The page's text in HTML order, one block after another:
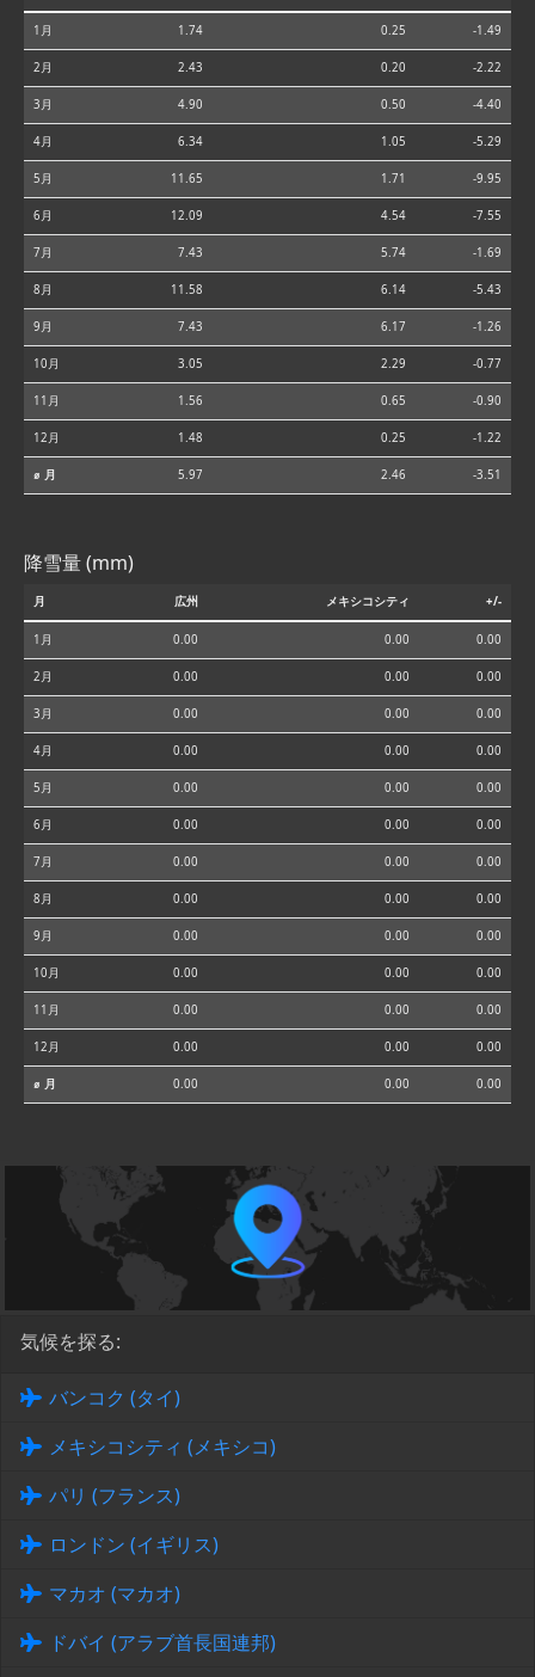
1月 1.74 0.25 -1.49
2月 2.43 0.20 -2.22
3月 4.90 0.50 -4.40
4月 6.34 1.05 -5.29
5月 11.65 1.71 -9.95
6月 12.09 4.54 -7.55
7月 7.43 5.74 -1.69
8月 11.58 6.14 -5.43
9月 7.43 6.17 -1.26
10月 3.05 2.29 -0.77
11月 1.56 0.65 -0.90
12月 1.48 0.25 -1.22
⌀ 月 5.97 2.46 -3.51
降雪量 (mm)
月 広州 メキシコシティ +/-
1月 0.00 0.00 0.00
2月 0.00 0.00 0.00
3月 0.00 0.00 0.00
4月 0.00 0.00 0.00
5月 0.00 0.00 0.00
6月 0.00 0.00 0.00
7月 0.00 0.00 0.00
8月 0.00 0.00 0.00
9月 0.00 0.00 0.00
10月 0.00 0.00 0.00
11月 0.00 0.00 0.00
12月 0.00 0.00 0.00
⌀ 月 0.00 0.00 0.00
気候を探る:
バンコク (タイ)
メキシコシティ (メキシコ)
パリ (フランス)
ロンドン (イギリス)
マカオ (マカオ)
ドバイ (アラブ首長国連邦)